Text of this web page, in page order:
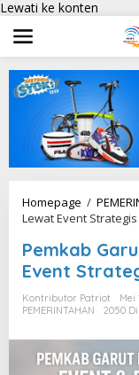
Lewati ke konten
Homepage /
Lewat Event Strategis
Pemkab
Event
Kontributor Patriot
Mei
PEMERINTAHAN
2050